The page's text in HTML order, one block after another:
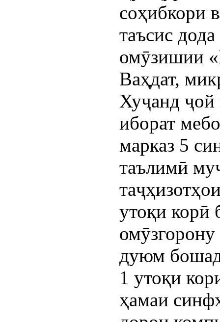
соҳибкори
таъсис
омӯзишии
Ваҳдат,
Хуҷанд ҷой
иборат
марказ 5
таълимӣ
утоқи корӣ
дуюм
1 утоқи
ҳамаи